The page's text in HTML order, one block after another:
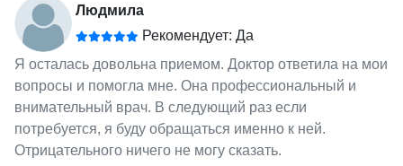
Людмила
Рекомендует: Да
Я осталась довольна приемом. Доктор ответила на мои
вопросы и помогла мне. Она профессиональный и
внимательный врач. В следующий раз если
потребуется, я буду обращаться именно к ней.
Отрицательного ничего не могу сказать.